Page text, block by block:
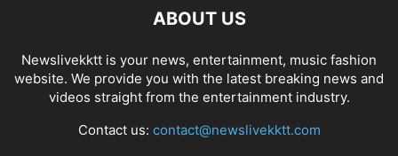
ABOUT US
Newslivekktt is your news, entertainment, music fashion
website. We provide you with the latest breaking news and
videos straight from the entertainment industry.
Contact us: contact@newslivekktt.com